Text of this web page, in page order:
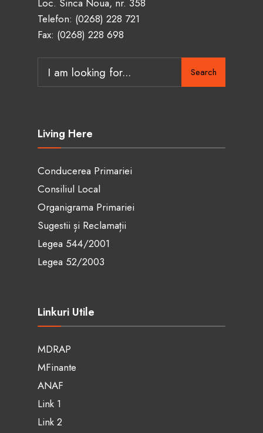
Loc. Sinca Noua, nr. 358
Telefon: (0268) 228 721
Fax: (0268) 228 698
for:
Search
Living Here
Conducerea Primariei
Consiliul Local
Organigrama Primariei
Sugestii și Reclamații
Legea 544/2001
Legea 52/2003
Linkuri Utile
MDRAP
MFinante
ANAF
Link 1
Link 2